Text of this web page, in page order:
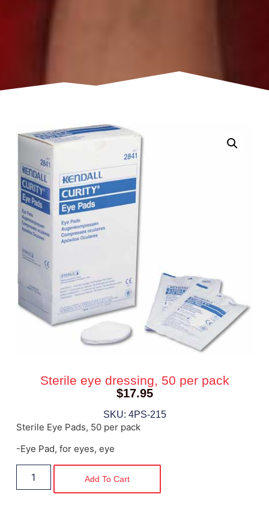
Sterile eye dressing, 50 per pack
$17.95
SKU: 4PS-215
Sterile Eye Pads, 50 per pack
-Eye Pad, for eyes, eye
Add To Cart